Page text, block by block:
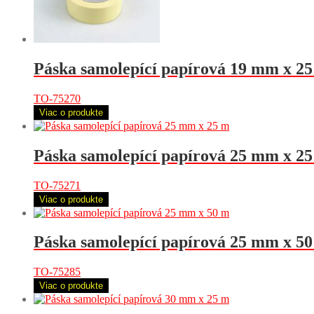
Páska samolepící papírová 19 mm x
TO-75270
Viac o produkte
Páska samolepící papírová 25 mm x
TO-75271
Viac o produkte
Páska samolepící papírová 25 mm x
TO-75285
Viac o produkte